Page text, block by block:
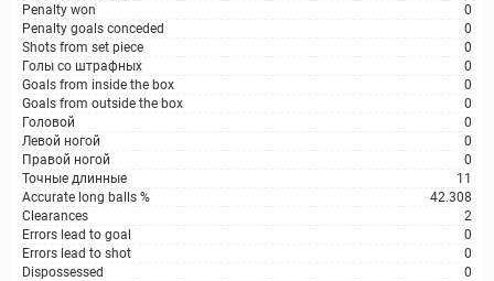
Penalty won
0
Penalty goals conceded
0
Shots from set piece
0
Голы со штрафных
0
Goals from inside the box
0
Goals from outside the box
0
Головой
0
Левой ногой
0
Правой ногой
0
Точные длинные
11
Accurate long balls %
42.308
Clearances
2
Errors lead to goal
0
Errors lead to shot
0
Dispossessed
0